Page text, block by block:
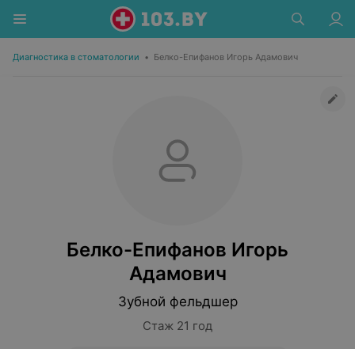
Диагностика в стоматологии • Белко-Епифанов Игорь Адамович
Белко-Епифанов Игорь
Адамович
Зубной фельдшер
Стаж 21 год